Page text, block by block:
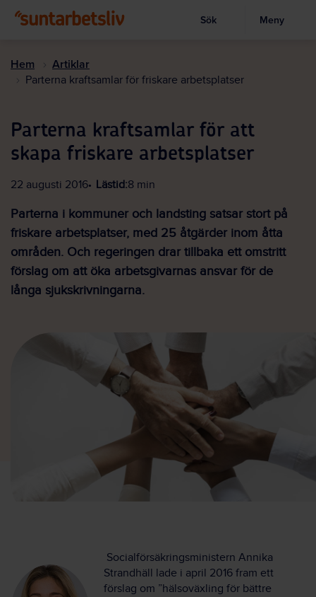
huvudinnehållet
Visa sökruta
Sök Meny
Hem Artiklar
Parterna kraftsamlar för friskare arbetsplatser
Parterna kraftsamlar för att
skapa friskare arbetsplatser
22 augusti 2016 Lästid:8 min
Parterna i kommuner och landsting satsar stort på
friskare arbetsplatser, med 25 åtgärder inom åtta
områden. Och regeringen drar tillbaka ett omstritt
förslag om att öka arbetsgivarnas ansvar för de
långa sjukskrivningarna.
Socialförsäkringsministern Annika
Strandhäll lade i april 2016 fram ett
förslag om ”hälsoväxling för bättre